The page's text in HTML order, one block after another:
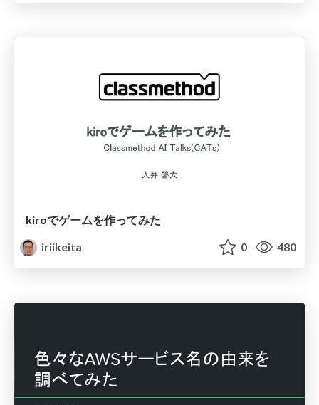
kiroでゲームを作ってみた
iriikeita
0 480